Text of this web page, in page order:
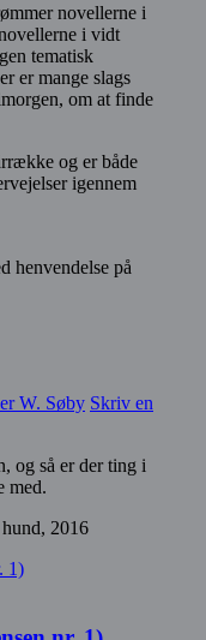
novellerne i
i vidt
tematisk
er mange slags
om at finde
og er både
igennem
henvendelse på
W. Søby Skriv en
og så er der ting i
med.
2016